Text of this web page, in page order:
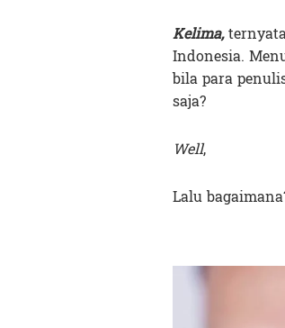
Kelima,
Indonesia.
bila para
saja?
Well,
Lalu